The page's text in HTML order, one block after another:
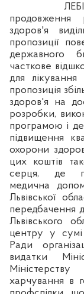
ЛЕБІ
продовження
здоров'я
пропозиції
державного
часткове
для
пропозиція
здоров'я на
розробки,
програмою і
підвищення
охорони
цих коштів
серця, де
медична
Львівської
передбачення
Львівського
центру у сумі
Ради
видатки
харчування в